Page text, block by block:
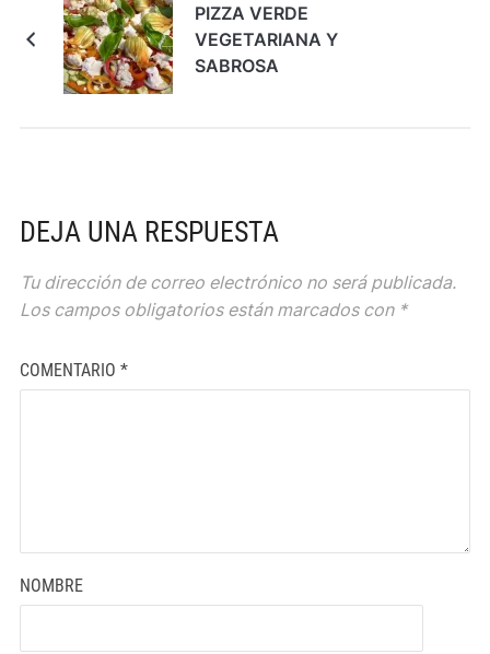
PIZZA VERDE
VEGETARIANA Y
SABROSA
DEJA UNA RESPUESTA
Tu dirección de correo electrónico no será publicada.
Los campos obligatorios están marcados con *
COMENTARIO *
NOMBRE